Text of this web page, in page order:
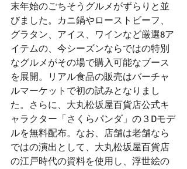
末年始のごちそうグルメがずらりと並
びました。カニ鍋やローストビーフ、
グラタン、アイス、ワインなど厳選8ア
イテムの、今シーズンならではの特別
なグルメがその場で購入可能なブース
を展開。リアル食品の販売はバーチャ
ルマーケットで初の試みとなりまし
た。さらに、大丸松坂屋百貨店公式キ
ャラクター「さくらパンダ」の３Dモデ
ルを無料配布。なお、店舗は老舗なら
ではの演出として、大丸松坂屋百貨店
の江戸時代の資料を使用し、浮世絵の